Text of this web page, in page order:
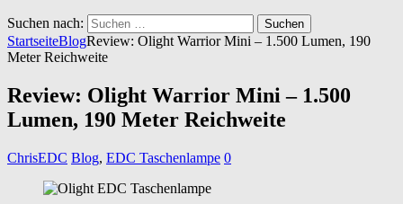
Suchen nach:
StartseiteBlogReview: Olight Warrior Mini – 1.500 Lumen, 190
Meter Reichweite
Review: Olight Warrior Mini – 1.500
Lumen, 190 Meter Reichweite
ChrisEDC Blog, EDC Taschenlampe 0